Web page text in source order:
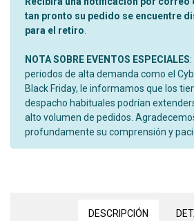
tan pronto su pedido se encuentre
para el retiro
NOTA SOBRE EVENTOS ESPECIALES
periodos de alta demanda como el
Black Friday, le informamos que los
despacho habituales podrían
alto volumen de pedidos.
profundamente su comprensión y
DESCRIPCIÓN